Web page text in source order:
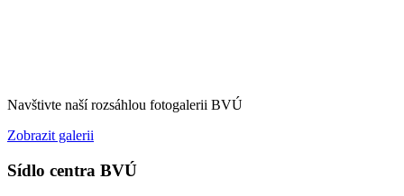
Navštivte naší rozsáhlou fotogalerii BVÚ
Zobrazit galerii
Sídlo centra BVÚ